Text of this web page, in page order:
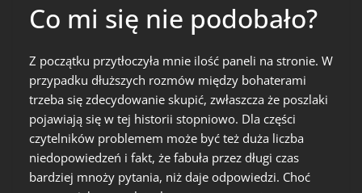
Co mi się nie podobało?
Z początku przytłoczyła mnie ilość paneli na stronie. W
przypadku dłuższych rozmów między bohaterami
trzeba się zdecydowanie skupić, zwłaszcza że poszlaki
pojawiają się w tej historii stopniowo. Dla części
czytelników problemem może być też duża liczba
niedopowiedzeń i fakt, że fabuła przez długi czas
bardziej mnoży pytania, niż daje odpowiedzi. Choć